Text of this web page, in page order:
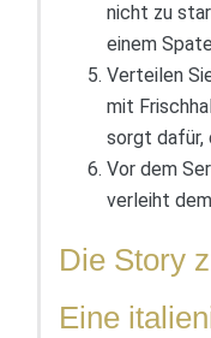
nicht zu
einem
Verteilen
mit
sorgt dafür,
Vor dem
verleiht
Die Story
Eine